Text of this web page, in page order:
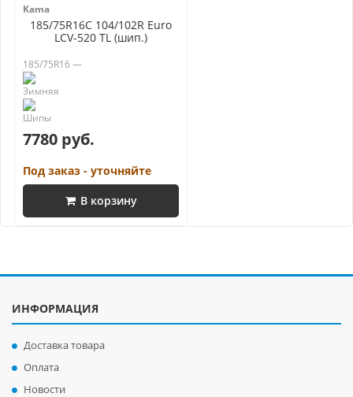
Kama
185/75R16C 104/102R Euro
LCV-520 TL (шип.)
185/75R16 —
7780 руб.
Под заказ - уточняйте
В корзину
ИНФОРМАЦИЯ
Доставка товара
Оплата
Новости